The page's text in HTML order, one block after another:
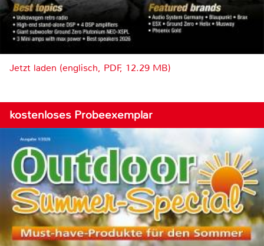
Jetzt laden (englisch, PDF, 12.29 MB)
kostenloses Probeexemplar